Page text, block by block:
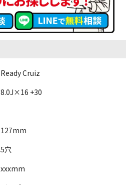
Ready Cruiz
8.0J×16 +30
127mm
5穴
xxxmm